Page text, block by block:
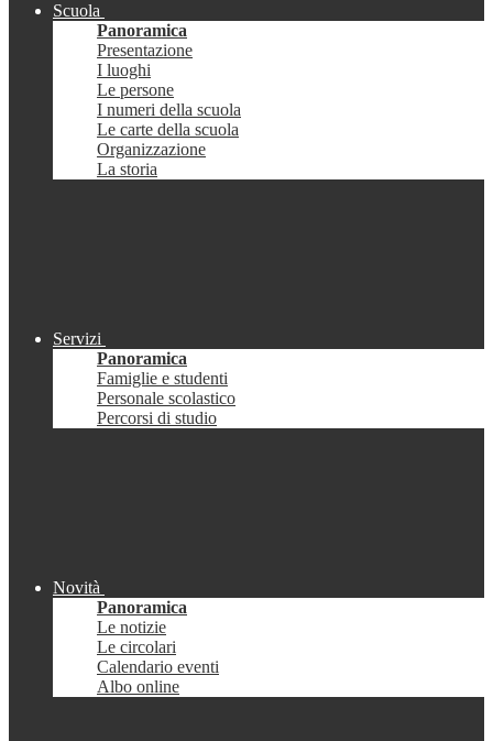
Scuola
Panoramica
Presentazione
I luoghi
Le persone
I numeri della scuola
Le carte della scuola
Organizzazione
La storia
Servizi
Panoramica
Famiglie e studenti
Personale scolastico
Percorsi di studio
Novità
Panoramica
Le notizie
Le circolari
Calendario eventi
Albo online